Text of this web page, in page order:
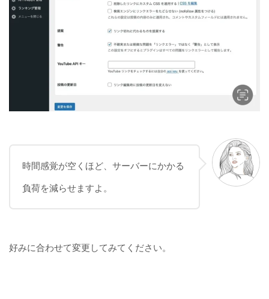
時間感覚が空くほど、サーバーにかかる
負荷を減らせますよ。
好みに合わせて変更してみてください。